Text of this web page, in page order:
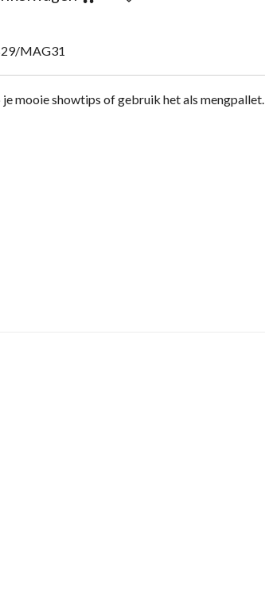
MAG31
je mooie showtips of gebruik het als mengpallet.